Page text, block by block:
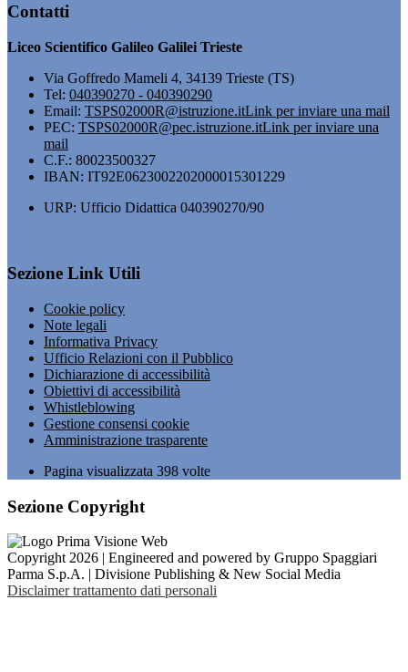
Contatti
Liceo Scientifico Galileo Galilei Trieste
Via Goffredo Mameli 4, 34139 Trieste (TS)
Tel: 040390270 - 040390290
Email: TSPS02000R@istruzione.itLink per inviare una mail
PEC: TSPS02000R@pec.istruzione.itLink per inviare una
mail
C.F.: 80023500327
IBAN: IT92E0623002202000015301229
URP: Ufficio Didattica 040390270/90
Sezione Link Utili
Cookie policy
Note legali
Informativa Privacy
Ufficio Relazioni con il Pubblico
Dichiarazione di accessibilità
Obiettivi di accessibilità
Whistleblowing
Gestione consensi cookie
Amministrazione trasparente
Pagina visualizzata 398 volte
Sezione Copyright
Copyright 2026 | Engineered and powered by Gruppo Spaggiari
Parma S.p.A. | Divisione Publishing & New Social Media
Disclaimer trattamento dati personali